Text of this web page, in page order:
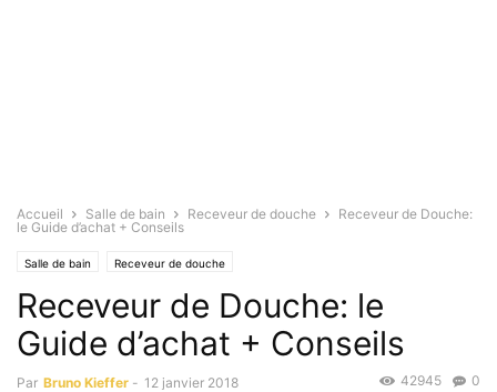
Accueil Salle de bain Receveur de douche
Receveur de Douche:
le Guide d’achat + Conseils
Salle de bain Receveur de douche
Receveur de Douche: le
Guide d’achat + Conseils
Par Bruno Kieffer - 12 janvier 2018 0
42945